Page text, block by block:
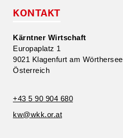
KONTAKT
Kärntner Wirtschaft
Europa­platz 1
9021 Klagenfurt am Wörthersee
Öster­reich
+43 5 90 904 680
kw@​wkk.​or.​at